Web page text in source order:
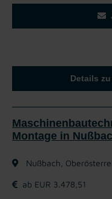
Details
Montage in
Nußbach,
ab EUR 3.478,51